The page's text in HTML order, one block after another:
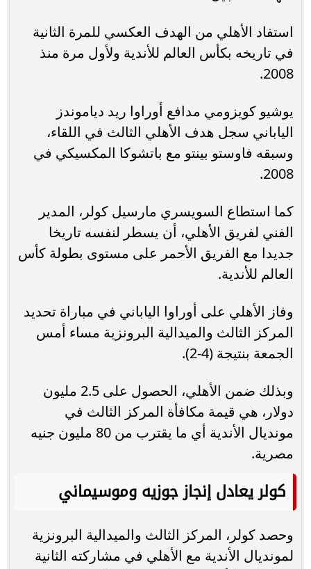
استفاد الأهلي من الهدف العكسي للمرة الثانية
في تاريخه بكأس العالم للأندية ولأول مرة منذ
2008.
يوشيو كويزومي مدافع أوراوا ريد دياموندز
الياباني سجل هدف الأهلي الثالث في اللقاء،
وسبقه فاوستو بينتو مع باتشوكا المكسيكي في
2008.
كما استطاع السويسري مارسيل كولر، المدير
الفني لفريق الأهلي، أن يسطر لنفسه تاريخا
جديدا مع الفريق الأحمر على مستوى بطولة كأس
العالم للأندية.
وفاز الأهلي على أوراوا الياباني في مباراة تحديد
المركز الثالث والميدالية البرونزية مساء أمس
الجمعة بنتيجة (4-2).
وبذلك ضمن الأهلي، الحصول على 2.5 مليون
دولار، هي قيمة مكافأة المركز الثالث في
مونديال الأندية أي ما يقترب من 80 مليون جنيه
مصرية.
كولر يعادل إنجاز جوزيه وموسيماني
وحصد كولر، المركز الثالث والميدالية البرونزية
لمونديال الأندية مع الأهلي في مشاركته الثانية